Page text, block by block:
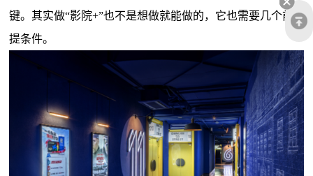
键。其实做“影院+”也不是想做就能做的，它也需要几个前
提条件。